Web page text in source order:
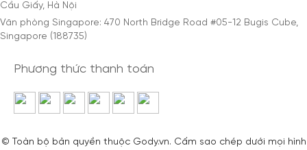
Cầu Giấy, Hà Nội
Văn phòng Singapore: 470 North Bridge Road #05-12 Bugis Cube,
Singapore (188735)
Phương thức thanh toán
© Toàn bộ bản quyền thuộc Gody.vn. Cấm sao chép dưới mọi hình